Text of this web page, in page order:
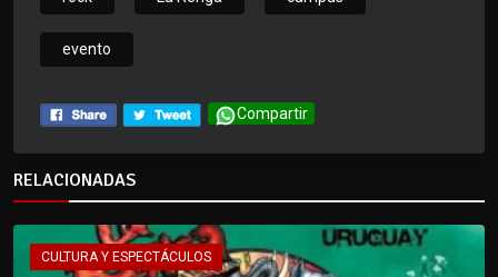
evento
Compartir
RELACIONADAS
CULTURA Y ESPECTÁCULOS